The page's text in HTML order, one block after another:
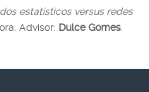
estatísticos versus redes
Advisor: Dulce Gomes